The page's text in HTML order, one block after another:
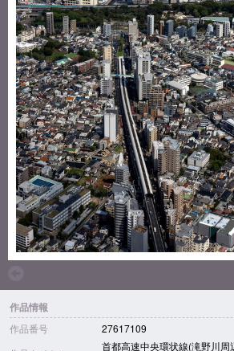
作品情報
作品番号
27617109
首都高速中央環状線(滝野川周